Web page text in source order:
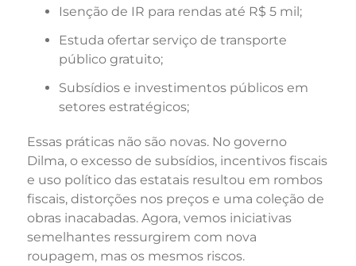
Isenção de IR para rendas até R$ 5 mil;
Estuda ofertar serviço de transporte
público gratuito;
Subsídios e investimentos públicos em
setores estratégicos;
Essas práticas não são novas. No governo
Dilma, o excesso de subsídios, incentivos fiscais
e uso político das estatais resultou em rombos
fiscais, distorções nos preços e uma coleção de
obras inacabadas. Agora, vemos iniciativas
semelhantes ressurgirem com nova
roupagem, mas os mesmos riscos.